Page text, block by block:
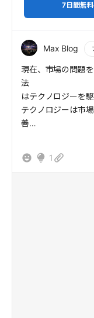
7日間無
Max Blog
もっと読む
現在、市場の問題
法
はテクノロジーを
テクノロジーは市
善
ーをしっかりと理
1